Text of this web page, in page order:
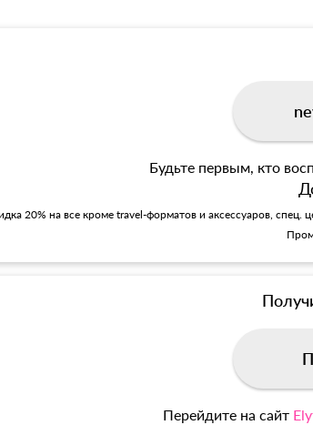
Будьте первым, кто
20% на все кроме travel-форматов и аксессуаров,
Перейдите на сайт